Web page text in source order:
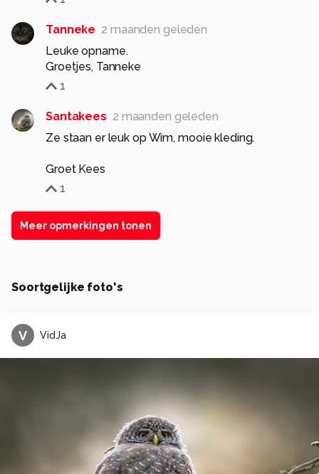
Tanneke 2 maanden geleden
Leuke opname.
Groetjes, Tanneke
1
Santakees 2 maanden geleden
Ze staan er leuk op Wim, mooie kleding.
Groet Kees
1
Meer opmerkingen tonen
Soortgelijke foto's
V VidJa